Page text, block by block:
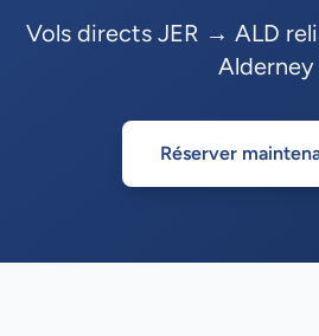
Vols directs JER → ALD
Alderney
Réserver